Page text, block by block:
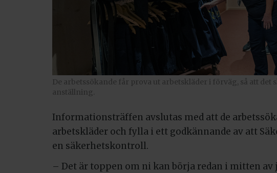
De arbetssökande får prova ut arbetskläder i förväg, så att det
anställning.
Informationsträffen avslutas med att de
arbetskläder och fylla i ett godkännande av att
en säkerhetskontroll.
– Det är toppen om ni kan börja redan i mitten av